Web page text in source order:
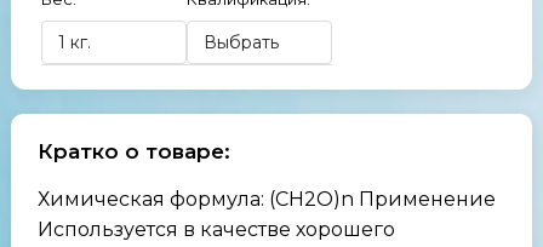
Кратко о товаре:
Химическая формула: (CH2O)n Применение
Используется в качестве хорошего